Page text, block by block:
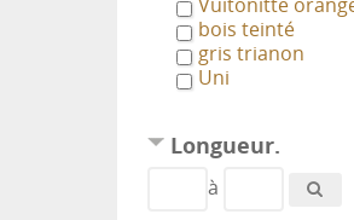
Vuitonitte
bois teinté
gris trianon
Uni
Longueur.
à